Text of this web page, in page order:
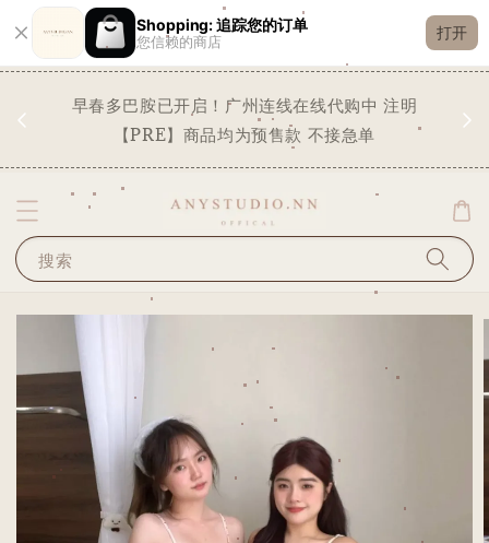
Shopping: 追踪您的订单
您信赖的商店
打开
早春多巴胺已开启！广州连线在线代购中 注明
【PRE】商品均为预售款 不接急单
搜索